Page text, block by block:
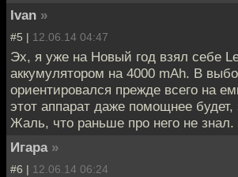
Ivan »
#5 | 12.06.14 04:47
Эх, я уже на Новый год взял себе
аккумулятором на 4000 mAh. В
ориентировался прежде всего на
этот аппарат даже помощнее будет,
Жаль, что раньше про него не знал.
Игара »
#6 | 12.06.14 06:24